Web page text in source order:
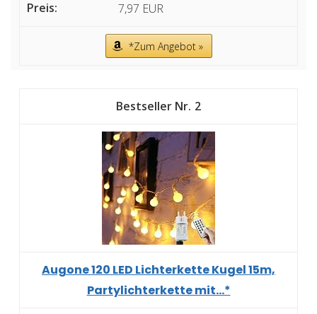
7,97 EUR
*Zum Angebot »
2
Augone 120 LED Lichterkette Kugel 15m,
Partylichterkette mit...*